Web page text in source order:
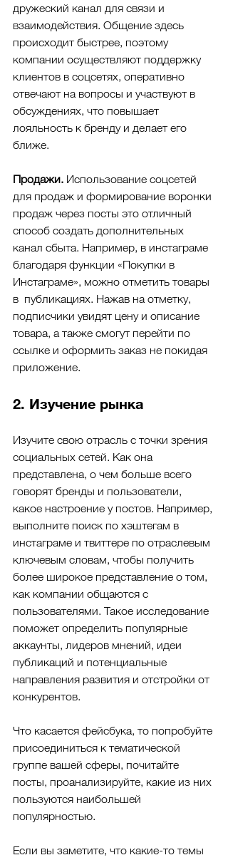
дружеский канал для связи и
взаимодействия. Общение здесь
происходит быстрее, поэтому
компании осуществляют поддержку
клиентов в соцсетях, оперативно
отвечают на вопросы и участвуют в
обсуждениях, что повышает
лояльность к бренду и делает его
ближе.
Продажи. Использование соцсетей
для продаж и формирование воронки
продаж через посты это отличный
способ создать дополнительных
канал сбыта. Например, в инстаграме
благодаря функции «Покупки в
Инстаграме», можно отметить товары
в  публикациях. Нажав на отметку,
подписчики увидят цену и описание
товара, а также смогут перейти по
ссылке и оформить заказ не покидая
приложение.
2. Изучение рынка
Изучите свою отрасль с точки зрения
социальных сетей. Как она
представлена, о чем больше всего
говорят бренды и пользователи,
какое настроение у постов. Например,
выполните поиск по хэштегам в
инстаграме и твиттере по отраслевым
ключевым словам, чтобы получить
более широкое представление о том,
как компании общаются с
пользователями. Такое исследование
поможет определить популярные
аккаунты, лидеров мнений, идеи
публикаций и потенциальные
направления развития и отстройки от
конкурентов.
Что касается фейсбука, то попробуйте
присоединиться к тематической
группе вашей сферы, почитайте
посты, проанализируйте, какие из них
пользуются наибольшей
популярностью.
Если вы заметите, что какие-то темы